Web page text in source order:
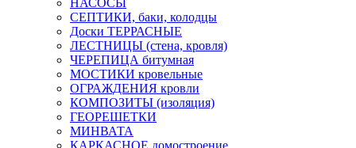
НАСОСЫ
СЕПТИКИ, баки, колодцы
Доски ТЕРРАСНЫЕ
ЛЕСТНИЦЫ (стена, кровля)
ЧЕРЕПИЦА битумная
МОСТИКИ кровельные
ОГРАЖДЕНИЯ кровли
КОМПОЗИТЫ (изоляция)
ГЕОРЕШЕТКИ
МИНВАТА
КАРКАСНОЕ домостроение